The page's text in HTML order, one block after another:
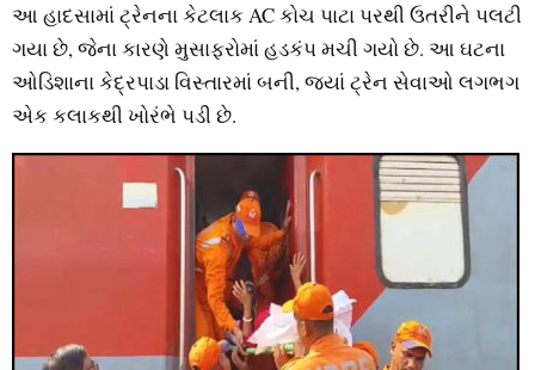
આ હાદસામાં ટ્રેનના કેટલાક AC કોચ પાટા પરથી ઉતરીને પલટી
ગયા છે, જેના કારણે મુસાફરોમાં હડકંપ મચી ગયો છે. આ ઘટના
ઓડિશાના કેદ્રપાડા વિસ્તારમાં બની, જ્યાં ટ્રેન સેવાઓ લગભગ
એક કલાકથી ખોરંભે પડી છે.